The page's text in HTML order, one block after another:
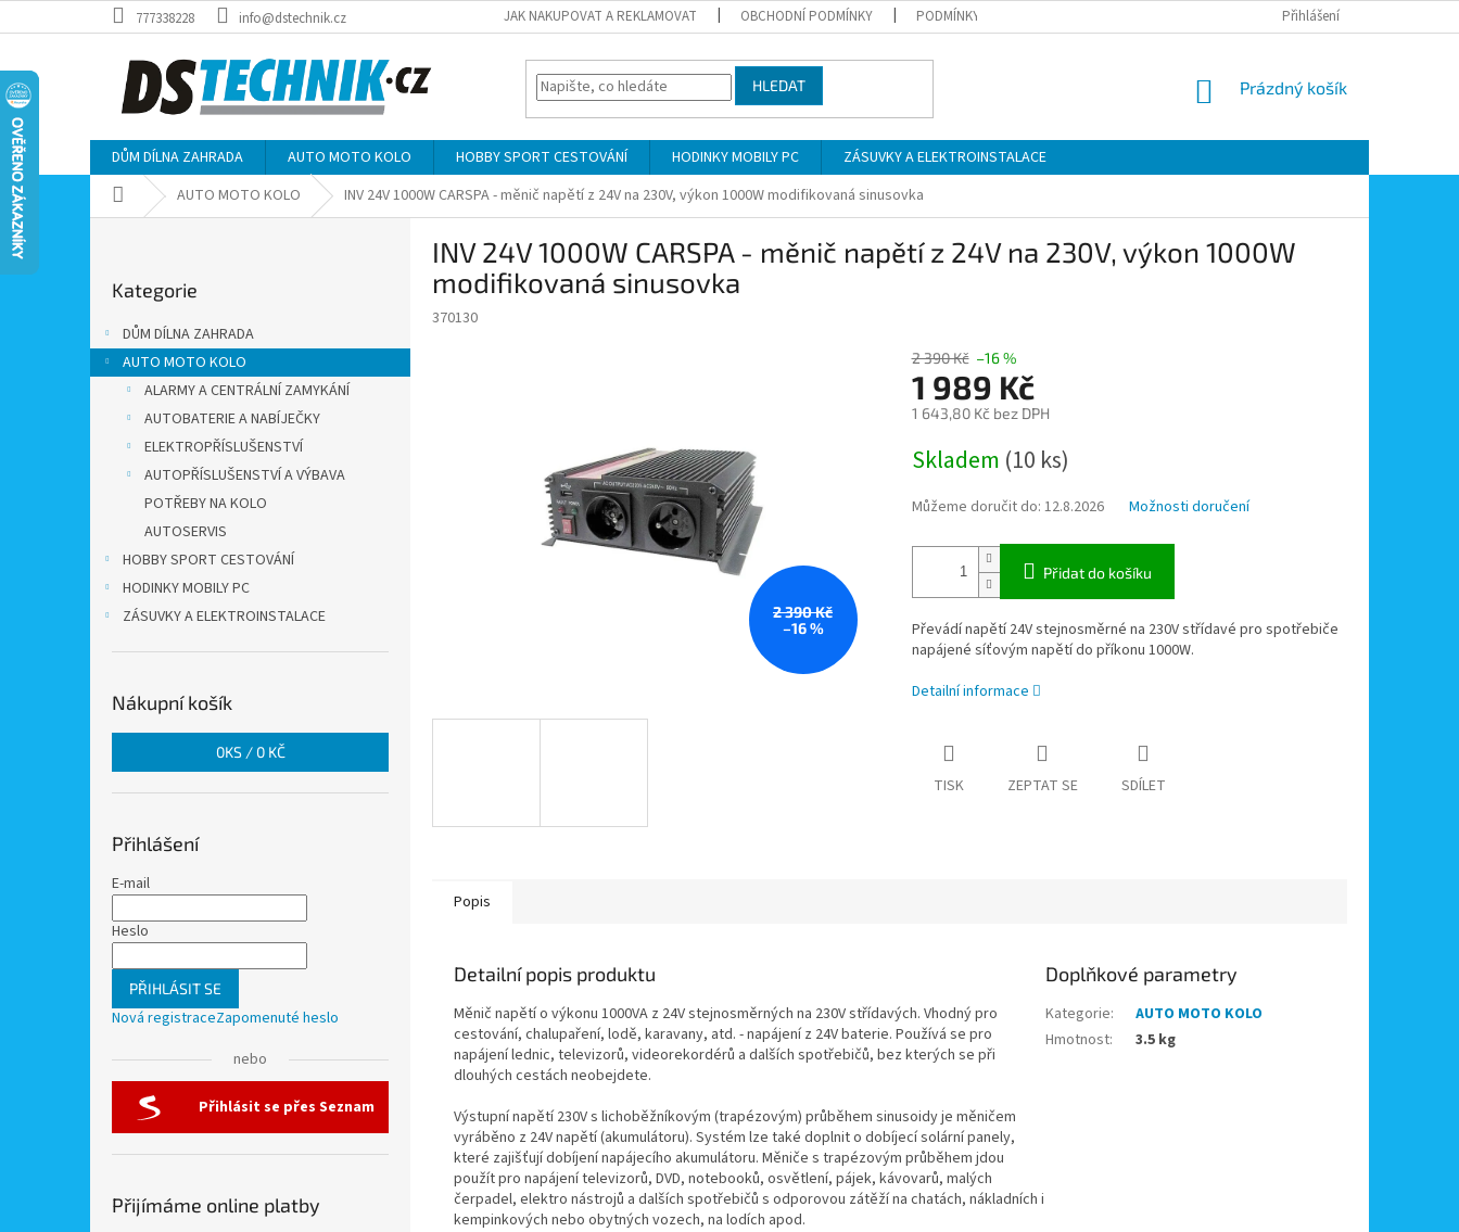
na
777338228 info@dstechnik.cz JAK NAKUPOVAT A REKLAMOVAT OBCHODNÍ PODMÍNKY PODMÍNKY OCHRANY OSOBNÍCH ÚDAJŮ MOJE OBJEDNÁVKA
Přihlášení
HLEDAT
NÁKUPNÍ
Prázdný košík
DŮM DÍLNA ZAHRADA AUTO MOTO KOLO HOBBY SPORT CESTOVÁNÍ HODINKY MOBILY PC
ZÁSUVKY A ELEKTROINSTALACE
Domů AUTO MOTO KOLO INV 24V 1000W CARSPA - měnič napětí z 24V na 230V, výkon 1000W modifikovaná sinusovka
a
n
kategorie
Kategorie
DŮM DÍLNA ZAHRADA
AUTO MOTO KOLO
ALARMY A CENTRÁLNÍ ZAMYKÁNÍ
AUTOBATERIE A NABÍJEČKY
ELEKTROPŘÍSLUŠENSTVÍ
AUTOPŘÍSLUŠENSTVÍ A VÝBAVA
POTŘEBY NA KOLO
AUTOSERVIS
HOBBY SPORT CESTOVÁNÍ
HODINKY MOBILY PC
ZÁSUVKY A ELEKTROINSTALACE
Nákupní košík
0KS / 0 KČ
Přihlášení
E-mail
Heslo
PŘIHLÁSIT SE
Nová registraceZapomenuté heslo
nebo
Přihlásit se přes Seznam
Přijímáme online platby
INV 24V 1000W CARSPA - měnič napětí z 24V na 230V, výkon 1000W
modifikovaná sinusovka
370130
2 390 Kč
–16 %
2 390 Kč –16 %
1 989 Kč
1 643,80 Kč bez DPH
cena:
Skladem (10 ks)
Můžeme doručit do: 12.8.2026 Možnosti doručení
Přidat do košíku
Převádí napětí 24V stejnosměrné na 230V střídavé pro spotřebiče
napájené síťovým napětí do příkonu 1000W.
Detailní informace
TISK ZEPTAT SE SDÍLET
Popis
Detailní popis produktu
Měnič napětí o výkonu 1000VA z 24V stejnosměrných na 230V střídavých. Vhodný pro
cestování, chalupaření, lodě, karavany, atd. - napájení z 24V baterie. Používá se pro
napájení lednic, televizorů, videorekordérů a dalších spotřebičů, bez kterých se při
dlouhých cestách neobejdete.
Výstupní napětí 230V s lichoběžníkovým (trapézovým) průběhem sinusoidy je měničem
vyráběno z 24V napětí (akumulátoru). Systém lze také doplnit o dobíjecí solární panely,
které zajišťují dobíjení napájecího akumulátoru. Měniče s trapézovým průběhem jdou
použít pro napájení televizorů, DVD, notebooků, osvětlení, pájek, kávovarů, malých
čerpadel, elektro nástrojů a dalších spotřebičů s odporovou zátěží na chatách, nákladních i
kempinkových nebo obytných vozech, na lodích apod.
Doplňkové parametry
Kategorie:
AUTO MOTO KOLO
Hmotnost: 3.5 kg